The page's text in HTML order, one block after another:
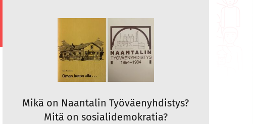
Mikä on Naantalin Työväenyhdistys?
Mitä on sosialidemokratia?